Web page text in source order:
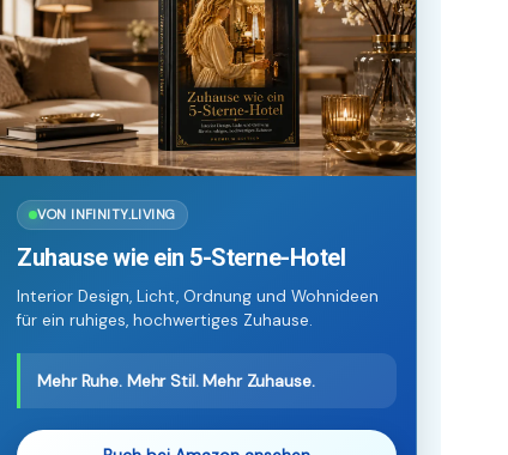
VON INFINITY.LIVING
Zuhause wie ein 5-Sterne-Hotel
Interior Design, Licht, Ordnung und Wohnideen
für ein ruhiges, hochwertiges Zuhause.
Mehr Ruhe. Mehr Stil. Mehr Zuhause.